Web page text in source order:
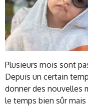
Plusieurs mois sont
Depuis un certain
donner des nouvelles
le temps bien sûr mais